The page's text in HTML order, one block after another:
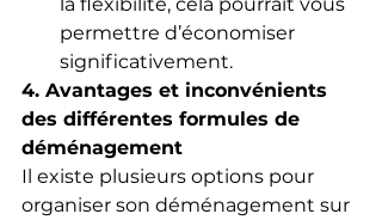
permettre d’économiser
significativement.
4. Avantages et inconvénients
des différentes formules de
déménagement
Il existe plusieurs options pour
organiser son déménagement sur